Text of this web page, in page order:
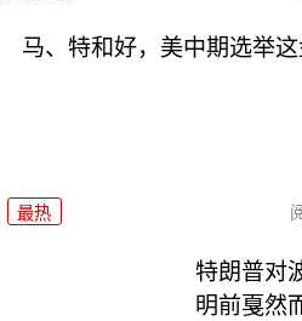
马、特和好，美中期选举这
最热
特朗普对
明前戛然